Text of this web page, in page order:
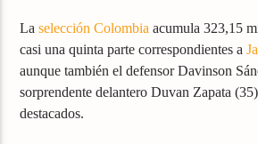
Laselección Colombia acumula 323,15
casi una quinta parte correspondientes a
aunque también el defensor Davinson
sorprendente delantero Duvan Zapata
destacados.